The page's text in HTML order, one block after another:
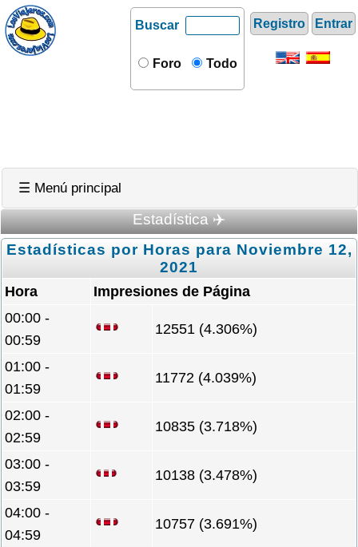
Registro Entrar
Buscar
Foro Todo
☰ Menú principal
Estadística ✈️
Estadísticas por Horas para Noviembre 12,
2021
Hora
Impresiones de Página
00:00 -
00:59
12551 (4.306%)
01:00 -
01:59
11772 (4.039%)
02:00 -
02:59
10835 (3.718%)
03:00 -
03:59
10138 (3.478%)
04:00 -
04:59
10757 (3.691%)